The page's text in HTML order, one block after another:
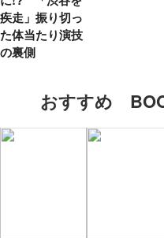
疾走」振り切っ
た体当たり演技
の裏側
おすすめ